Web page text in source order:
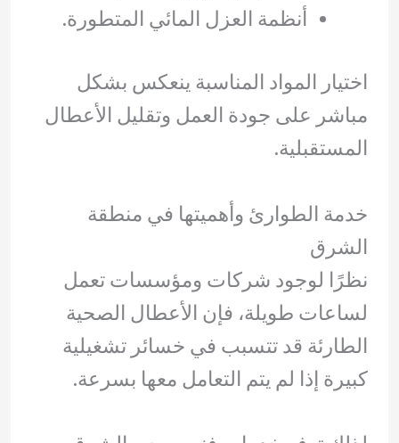
أنظمة العزل المائي المتطورة.
اختيار المواد المناسبة ينعكس بشكل
مباشر على جودة العمل وتقليل الأعطال
المستقبلية.
خدمة الطوارئ وأهميتها في منطقة
الشرق
نظرًا لوجود شركات ومؤسسات تعمل
لساعات طويلة، فإن الأعطال الصحية
الطارئة قد تتسبب في خسائر تشغيلية
كبيرة إذا لم يتم التعامل معها بسرعة.